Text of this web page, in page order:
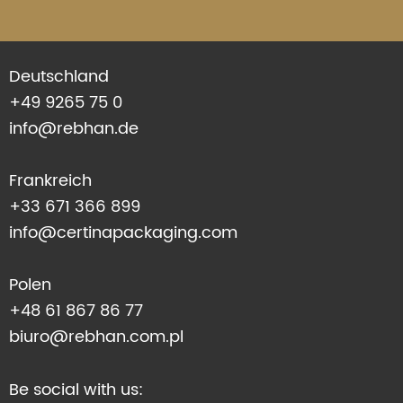
Deutschland
+49 9265 75 0
info@rebhan.de
Frankreich
+33 671 366 899
info@certinapackaging.com
Polen
+48 61 867 86 77
biuro@rebhan.com.pl
Be social with us: